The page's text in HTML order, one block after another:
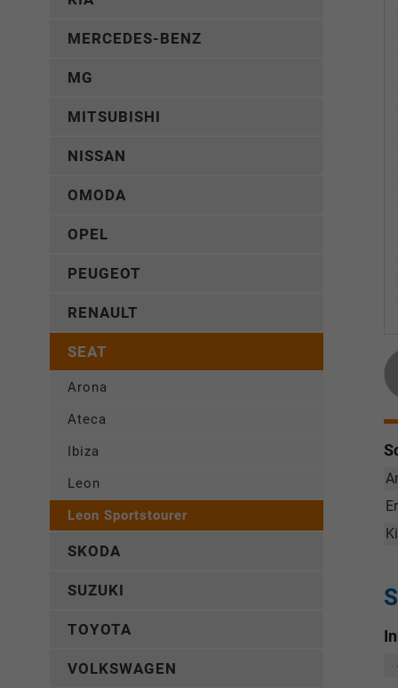
MERCEDES-BENZ
MG
MITSUBISHI
NISSAN
OMODA
OPEL
PEUGEOT
RENAULT
SEAT
Arona
Ateca
Ibiza
Leon
Leon Sportstourer
SKODA
SUZUKI
TOYOTA
VOLKSWAGEN